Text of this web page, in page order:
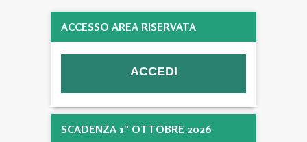
ACCESSO AREA RISERVATA
SCADENZA 1° OTTOBRE 2026